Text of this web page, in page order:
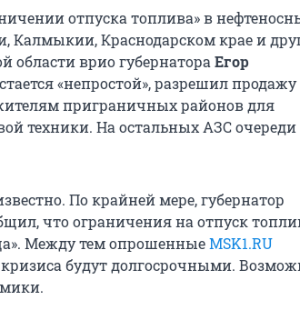
отпуска топлива» в
Калмыкии, Краснодарском крае и
области врио губернатора Егор
«непростой», разрешил продажу
приграничных районов для
техники. На остальных АЗС
По крайней мере, губернатор
что ограничения на отпуск
Между тем опрошенныеMSK1.RU
будут долгосрочными.